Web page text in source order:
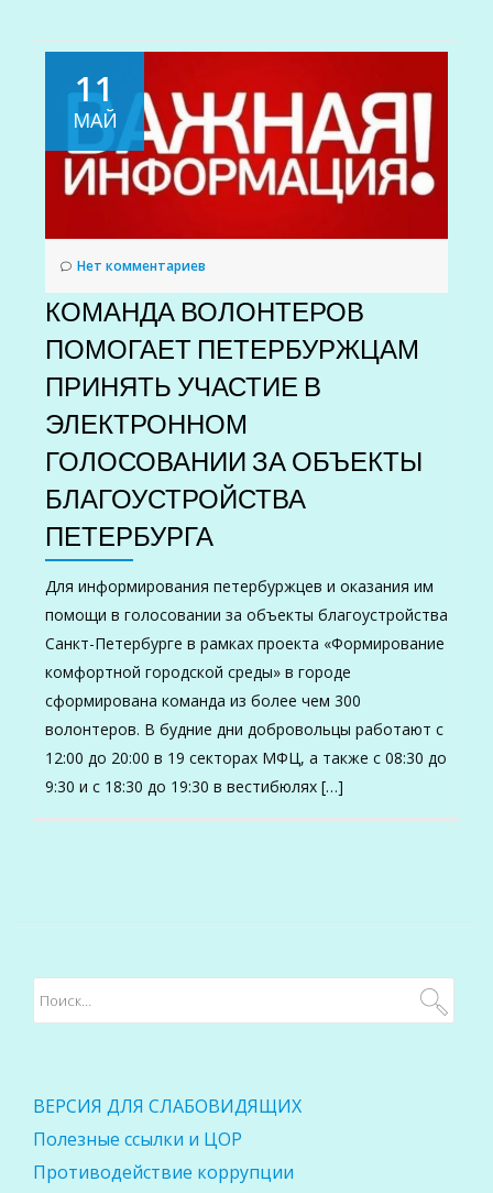
11
МАЙ
Нет комментариев
КОМАНДА ВОЛОНТЕРОВ
ПОМОГАЕТ ПЕТЕРБУРЖЦАМ
ПРИНЯТЬ УЧАСТИЕ В
ЭЛЕКТРОННОМ
ГОЛОСОВАНИИ ЗА ОБЪЕКТЫ
БЛАГОУСТРОЙСТВА
ПЕТЕРБУРГА
Для информирования петербуржцев и оказания им
помощи в голосовании за объекты благоустройства
Санкт-Петербурге в рамках проекта «Формирование
комфортной городской среды» в городе
сформирована команда из более чем 300
волонтеров. В будние дни добровольцы работают с
12:00 до 20:00 в 19 секторах МФЦ, а также с 08:30 до
9:30 и с 18:30 до 19:30 в вестибюлях […]
ВЕРСИЯ ДЛЯ СЛАБОВИДЯЩИХ
Полезные ссылки и ЦОР
Противодействие коррупции